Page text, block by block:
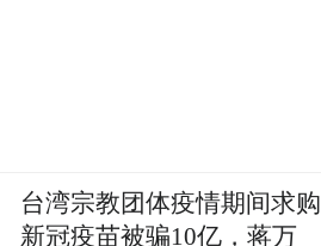
台湾宗教团体疫情期间求购
新冠疫苗被骗10亿，蒋万